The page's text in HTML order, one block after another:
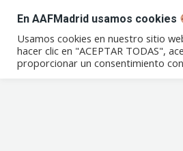
Conócenos
En AAFMadrid usamos cookies
Usamos cookies en nuestro sitio
hacer clic en "ACEPTAR TODAS",
proporcionar un consentimiento